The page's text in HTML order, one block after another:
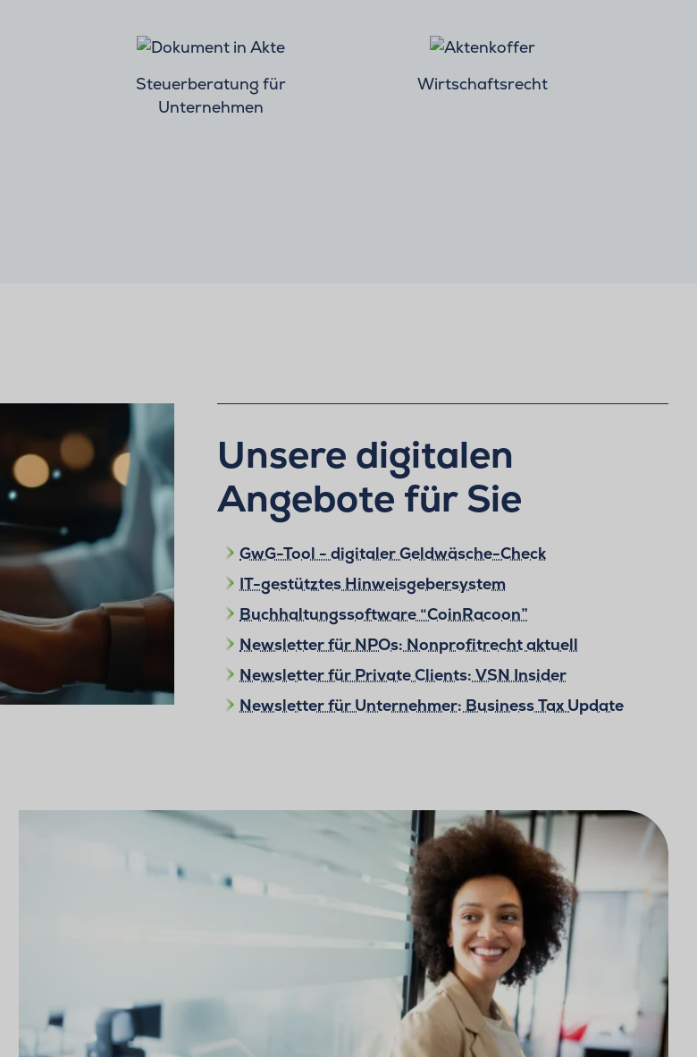
Steuerberatung für
Unternehmen
Wirtschaftsrecht
Unsere digitalen
Angebote für Sie
GwG-Tool - digitaler Geldwäsche-Check
IT-gestütztes Hinweisgebersystem
Buchhaltungssoftware “CoinRacoon”
Newsletter für NPOs: Nonprofitrecht aktuell
Newsletter für Private Clients: VSN Insider
Newsletter für Unternehmer: Business Tax Update